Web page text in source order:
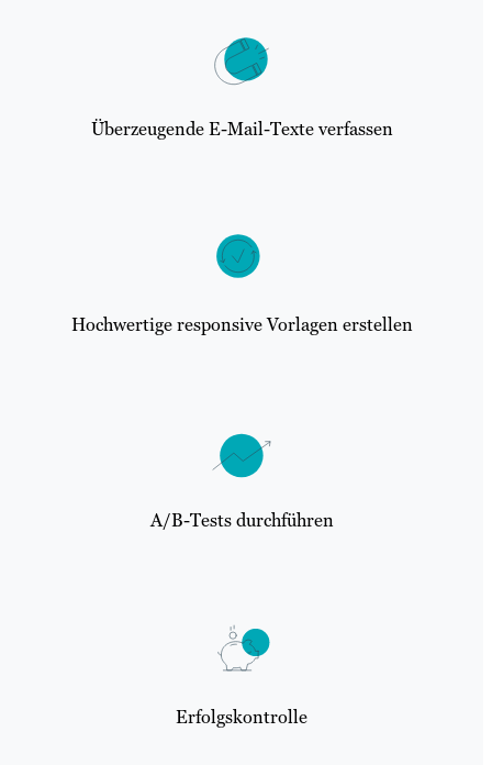
Überzeugende E-Mail-Texte verfassen
Hochwertige responsive Vorlagen erstellen
A/B-Tests durchführen
Erfolgskontrolle